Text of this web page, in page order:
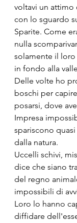
voltavi un attimo
con lo sguardo
Sparite. Come
nulla
solamente il
in fondo alla
Delle volte ho
boschi per
posarsi, dove
Impresa
spariscono
dalla natura.
Uccelli schivi,
dice che siano
del regno
impossibili di
Loro lo hanno
diffidare